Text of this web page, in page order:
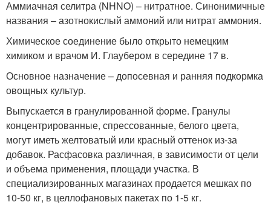
Аммиачная селитра (NHNO) – нитратное. Синонимичные
названия – азотнокислый аммоний или нитрат аммония.
Химическое соединение было открыто немецким
химиком и врачом И. Глаубером в середине 17 в.
Основное назначение – допосевная и ранняя подкормка
овощных культур.
Выпускается в гранулированной форме. Гранулы
концентрированные, спрессованные, белого цвета,
могут иметь желтоватый или красный оттенок из-за
добавок. Расфасовка различная, в зависимости от цели
и объема применения, площади участка. В
специализированных магазинах продается мешках по
10-50 кг, в целлофановых пакетах по 1-5 кг.